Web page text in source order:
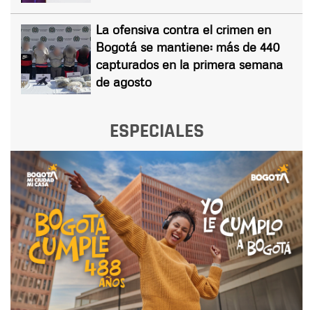
La ofensiva contra el crimen en
Bogotá se mantiene: más de 440
capturados en la primera semana
de agosto
ESPECIALES